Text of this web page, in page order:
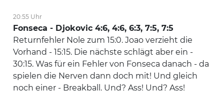
20:55 Uhr
Fonseca - Djokovic 4:6, 4:6, 6:3, 7:5, 7:5
Returnfehler Nole zum 15:0. Joao verzieht die
Vorhand - 15:15. Die nächste schlägt aber ein -
30:15. Was für ein Fehler von Fonseca danach - da
spielen die Nerven dann doch mit! Und gleich
noch einer - Breakball. Und? Ass! Und? Ass!